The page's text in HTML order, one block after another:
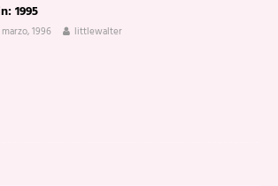
1995
marzo, 1996 littlewalter